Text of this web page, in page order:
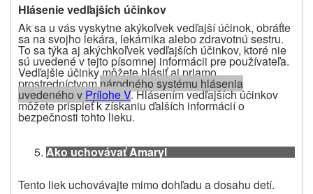
Hlásenie vedľajších účinkov
Ak sa u vás vyskytne akýkoľvek vedľajší účinok, obráťte
sa na svojho lekára, lekárnika alebo zdravotnú sestru.
To sa týka aj akýchkoľvek vedľajších účinkov, ktoré nie
sú uvedené v tejto písomnej informácii pre používateľa.
Vedľajšie účinky môžete hlásiť aj priamo
prostredníctvom národného systému hlásenia
uvedeného v Prílohe V.Hlásením vedľajších účinkov
môžete prispieť k získaniu ďalších informácií o
bezpečnosti tohto lieku.
Ako uchovávať Amaryl
Tento liek uchovávajte mimo dohľadu a dosahu detí.